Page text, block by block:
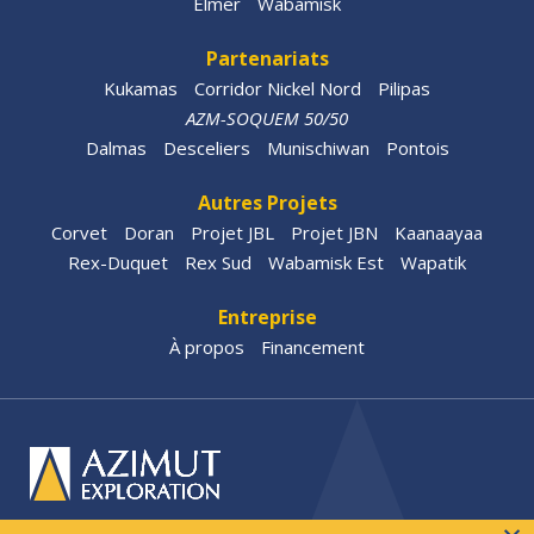
Partenariats
Kukamas Corridor Nickel Nord
Pilipas
AZM-SOQUEM 50/50
Dalmas
Desceliers Munischiwan Pontois
Autres Projets
Corvet Doran Projet JBL Projet JBN
Kaanaayaa
Rex-Duquet
Rex Sud Wabamisk Est Wapatik
Entreprise
À propos Financement